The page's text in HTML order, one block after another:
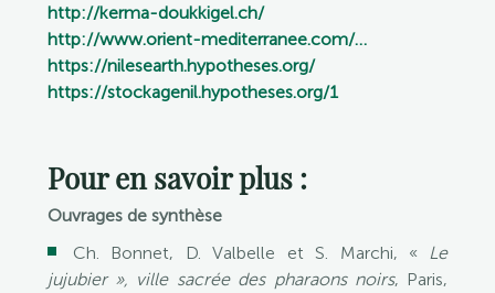
http://kerma-doukkigel.ch/
http://www.orient-mediterranee.com/…
https://nilesearth.hypotheses.org/
https://stockagenil.hypotheses.org/1
Pour en savoir plus :
Ouvrages de synthèse
Ch. Bonnet, D. Valbelle et S. Marchi, « Le
jujubier », ville sacrée des pharaons noirs, Paris,